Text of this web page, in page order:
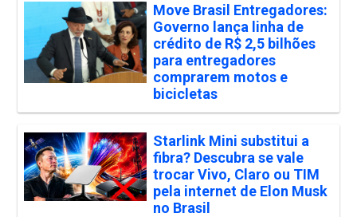
Move Brasil Entregadores:
Governo lança linha de
crédito de R$ 2,5 bilhões
para entregadores
comprarem motos e
bicicletas
Starlink Mini substitui a
fibra? Descubra se vale
trocar Vivo, Claro ou TIM
pela internet de Elon Musk
no Brasil